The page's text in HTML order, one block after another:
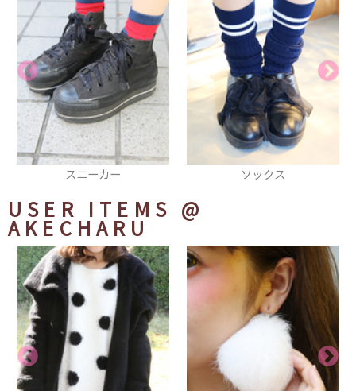
ソックス スニーカー
USER ITEMS @
AKECHARU